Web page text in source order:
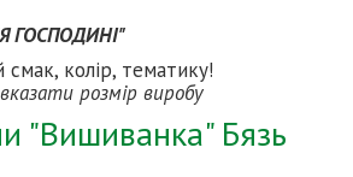
ГОСПОДИНІ"
смак, колір, тематику!
розмір виробу
"Вишиванка" Бязь